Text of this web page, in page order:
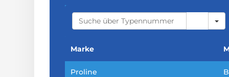
S
A
C
H
Marke
Proline